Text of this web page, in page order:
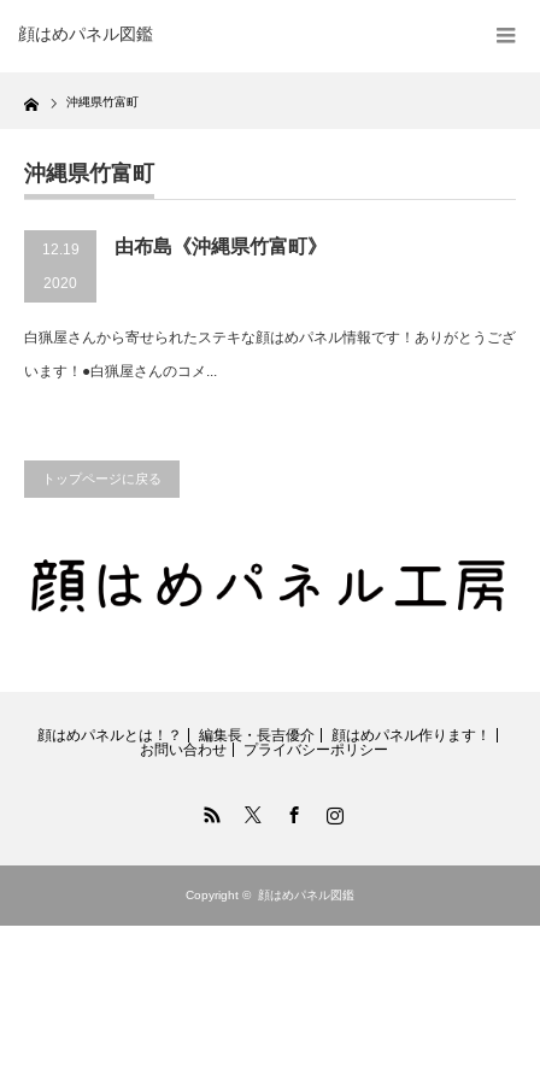
顔はめパネル図鑑
Home 沖縄県竹富町
沖縄県竹富町
12.19
2020
由布島《沖縄県竹富町》
白猟屋さんから寄せられたステキな顔はめパネル情報です！ありがとうござ
います！●白猟屋さんのコメ...
トップページに戻る
顔はめパネルとは！？ 編集長・長吉優介
顔はめパネル作ります！
お問い合わせ
プライバシーポリシー
FacebookInstagram
Copyright © 顔はめパネル図鑑